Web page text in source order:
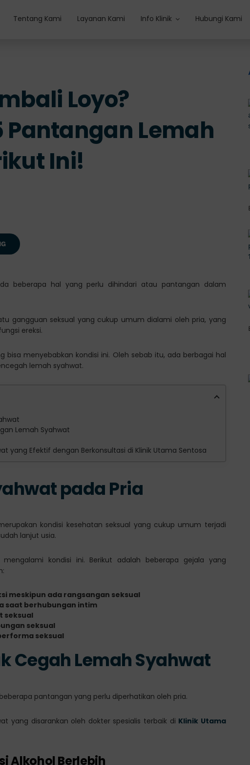
Tentang Kami Layanan Kami Info Klinik Hubungi Kami
Loyo?
Pantangan Lemah
Ini!
beberapa hal yang perlu dihindari atau pantangan dalam
gangguan seksual yang cukup umum dialami oleh pria, yang
ereksi.
bisa menyebabkan kondisi ini. Oleh sebab itu, ada berbagai hal
lemah syahwat.
Lemah Syahwat
yang Efektif dengan Berkonsultasi di Klinik Utama Sentosa
pada Pria
kondisi kesehatan seksual yang cukup umum terjadi
lanjut usia.
kondisi ini. Berikut adalah beberapa gejala yang
meskipun ada rangsangan seksual
saat berhubungan intim
seksual
seksual
seksual
Cegah Lemah Syahwat
pantangan yang perlu diperhatikan oleh pria.
yang disarankan oleh dokter spesialis terbaik di Klinik Utama
Alkohol Berlebih